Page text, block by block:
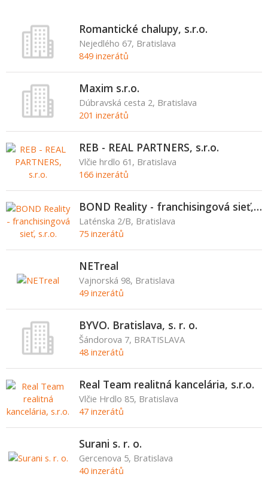
Romantické chalupy, s.r.o.
Nejedlého 67, Bratislava
849 inzerátů
Maxim s.r.o.
Dúbravská cesta 2, Bratislava
201 inzerátů
REB - REAL PARTNERS, s.r.o.
Vlčie hrdlo 61, Bratislava
166 inzerátů
BOND Reality - franchisingová sieť, s.r.o.
Laténska 2/B, Bratislava
75 inzerátů
NETreal
Vajnorská 98, Bratislava
49 inzerátů
BYVO. Bratislava, s. r. o.
Šándorova 7, BRATISLAVA
48 inzerátů
Real Team realitná kancelária, s.r.o.
Vlčie Hrdlo 85, Bratislava
47 inzerátů
Surani s. r. o.
Gercenova 5, Bratislava
40 inzerátů